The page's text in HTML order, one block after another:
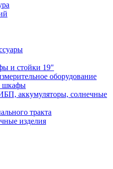
и стойки 19"
оборудование
шкафы
аккумуляторы, солнечные
тракта
изделия